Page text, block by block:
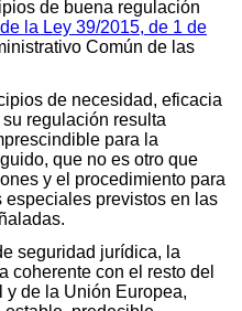
de buena regulación
la Ley 39/2015, de 1 de
Común de las
de necesidad, eficacia
regulación resulta
para la
que no es otro que
y el procedimiento para
especiales previstos en las
seguridad jurídica, la
coherente con el resto del
de la Unión Europea,